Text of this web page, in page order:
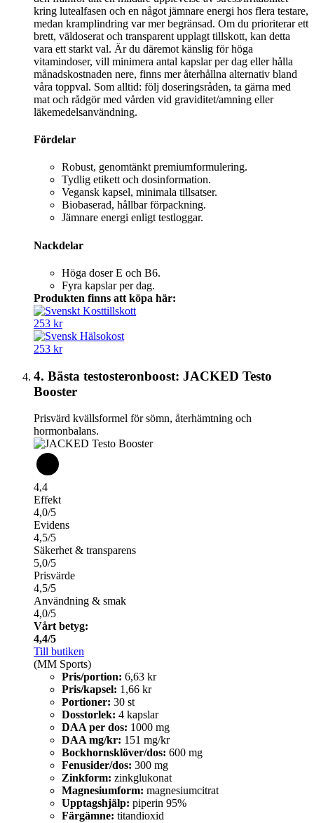
kring lutealfasen och en något jämnare energi hos flera testare,
medan kramplindring var mer begränsad. Om du prioriterar ett
brett, väldoserat och transparent upplagt tillskott, kan detta
vara ett starkt val. Är du däremot känslig för höga
vitamindoser, vill minimera antal kapslar per dag eller hålla
månadskostnaden nere, finns mer återhållna alternativ bland
våra toppval. Som alltid: följ doseringsråden, ta gärna med
mat och rådgör med vården vid graviditet/amning eller
läkemedelsanvändning.
Fördelar
Robust, genomtänkt premiumformulering.
Tydlig etikett och dosinformation.
Vegansk kapsel, minimala tillsatser.
Biobaserad, hållbar förpackning.
Jämnare energi enligt testloggar.
Nackdelar
Höga doser E och B6.
Fyra kapslar per dag.
Produkten finns att köpa här:
253 kr
253 kr
4. Bästa testosteronboost: JACKED Testo
Booster
Prisvärd kvällsformel för sömn, återhämtning och
hormonbalans.
4,4
Effekt
4,0/5
Evidens
4,5/5
Säkerhet & transparens
5,0/5
Prisvärde
4,5/5
Användning & smak
4,0/5
Vårt betyg:
4,4/5
Till butiken
(MM Sports)
Pris/portion: 6,63 kr
Pris/kapsel: 1,66 kr
Portioner: 30 st
Dosstorlek: 4 kapslar
DAA per dos: 1000 mg
DAA mg/kr: 151 mg/kr
Bockhornsklöver/dos: 600 mg
Fenusider/dos: 300 mg
Zinkform: zinkglukonat
Magnesiumform: magnesiumcitrat
Upptagshjälp: piperin 95%
Färgämne: titandioxid